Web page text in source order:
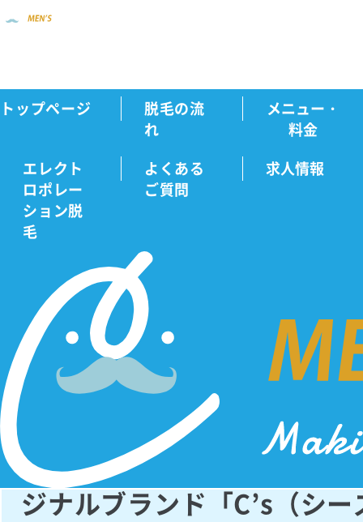
トップページ
脱毛の流
れ
メニュー・
料金
エレクト
ロポレー
ション脱
毛
よくある
ご質問
求人情報
Home 新着情報 メンズクリア公式ECサイトオー...
メンズクリア公式ECサイト
ジナルブランド「C’s（シ